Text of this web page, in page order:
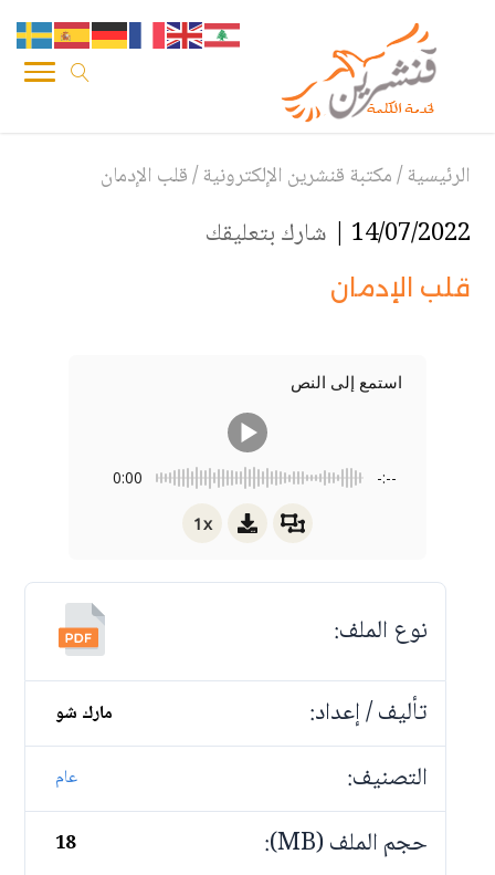
الرئيسية/مكتبة قنشرين الإلكترونية/قلب الإدمان
14/07/2022 | شارك بتعليقك
قلب الإدمان
استمع إلى النص
0:00 -:--
1x
نوع الملف:
تأليف / إعداد:
مارك شو
التصنيف: عام
حجم الملف (MB): 18